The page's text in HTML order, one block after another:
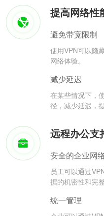
提高网络性
避免带宽限制
使用VPN可以隐
网络体验。
减少延迟
在某些情况下，
径，减少延迟，
远程办公支
安全的企业网
员工可以通过
据的机密性和完整
统一管理